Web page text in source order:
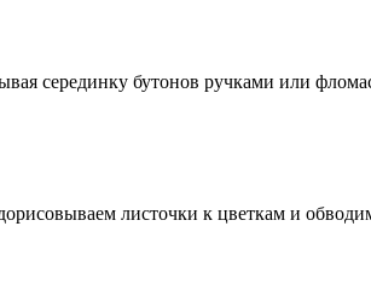
серединку бутонов ручками или
листочки к цветкам и